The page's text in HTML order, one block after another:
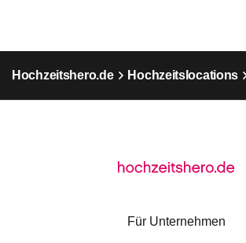
Hochzeitshero.de Hochzeitslocations
Für Unternehmen